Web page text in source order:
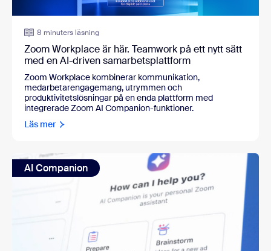
8 minuters läsning
Zoom Workplace är här. Teamwork på ett nytt sätt
med en AI-driven samarbetsplattform
Zoom Workplace kombinerar kommunikation,
medarbetarengagemang, utrymmen och
produktivitetslösningar på en enda plattform med
integrerade Zoom AI Companion-funktioner.
Läs mer
AI Companion